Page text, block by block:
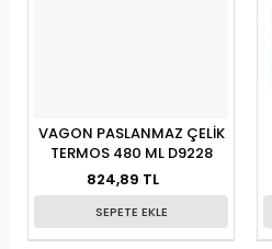
VAGON PASLANMAZ ÇELİK
TERMOS 480 ML D9228
824,89 TL
SEPETE EKLE